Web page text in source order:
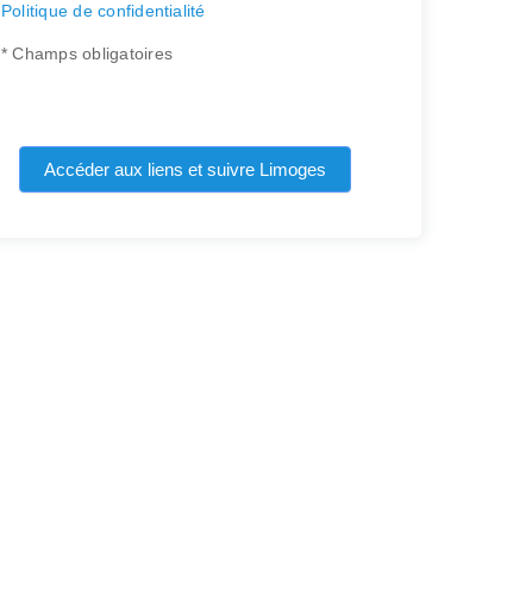
Politique de confidentialité
* Champs obligatoires
Accéder aux liens et suivre Limoges